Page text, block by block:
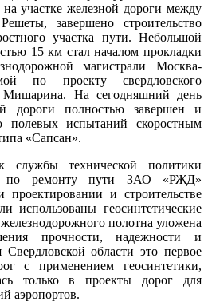
участке железной дороги между
завершено строительство
участка пути. Небольшой
15 км стал началом прокладки
магистрали Москва-
по проекту свердловского
Мишарина. На сегодняшний день
дороги полностью завершен и
полевых испытаний скоростным
«Сапсан».
службы технической политики
по ремонту пути ЗАО «РЖД»
проектировании и строительстве
использованы геосинтетические
полотна уложена
прочности, надежности и
области это первое
с применением геосинтетики,
только в проекты дорог для
аэропортов.